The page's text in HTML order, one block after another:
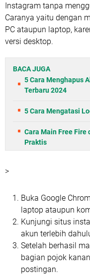
Instagram tanpa
Caranya yaitu dengan
PC ataupun laptop,
versi desktop.
BACA JUGA
5 Cara Menghapus
Terbaru 2024
5 Cara Mengatasi
Cara Main Free Fire
Praktis
>
Buka Google
laptop ataupun
Kunjungi situs
akun terlebih
Setelah berhasil
bagian pojok
postingan.